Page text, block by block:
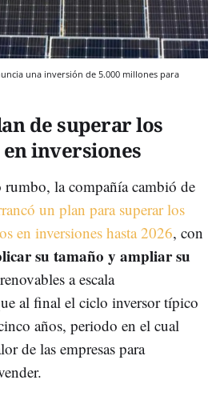
una inversión de 5.000 millones para
de superar los
inversiones
la compañía cambió de
un plan para superar los
en inversiones hasta 2026, con
su tamaño y ampliar su
renovables a escala
al final el ciclo inversor típico
años, periodo en el cual
de las empresas para